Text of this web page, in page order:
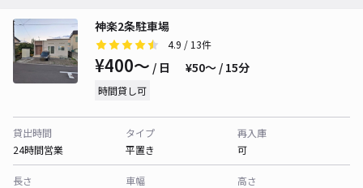
神楽2条駐車場
4.9 / 13件
¥400〜 / 日 ¥50〜 / 15分
時間貸し可
貸出時間
24時間営業
タイプ
平置き
再入庫
可
長さ
車幅
高さ